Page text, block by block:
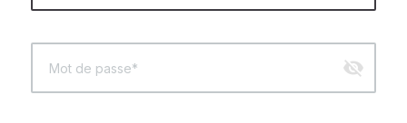
Mot de passe* visibility_off